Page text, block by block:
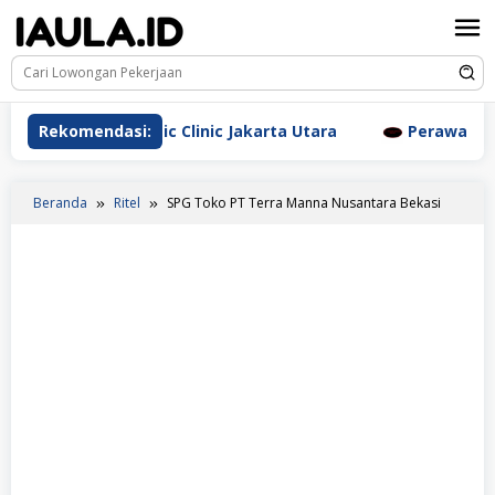
konten
Rekomendasi:
Aesthetic Clinic Jakarta Utara Perawat Dr.
Beranda Ritel SPG Toko PT Terra Manna Nusantara Bekasi